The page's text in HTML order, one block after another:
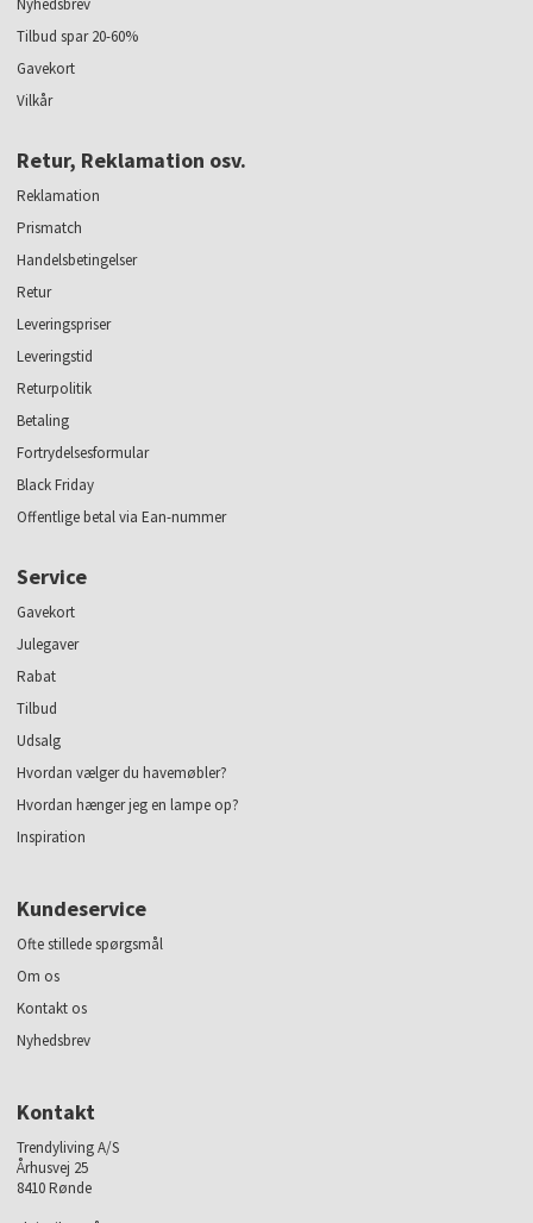
Tilbud spar 20-60%
Gavekort
Vilkår
Retur, Reklamation osv.
Reklamation
Prismatch
Handelsbetingelser
Retur
Leveringspriser
Leveringstid
Returpolitik
Betaling
Fortrydelsesformular
Black Friday
Offentlige betal via Ean-nummer
Service
Gavekort
Julegaver
Rabat
Tilbud
Udsalg
Hvordan vælger du havemøbler?
Hvordan hænger jeg en lampe op?
Inspiration
Kundeservice
Ofte stillede spørgsmål
Om os
Kontakt os
Nyhedsbrev
Kontakt
Trendyliving A/S
Århusvej 25
8410 Rønde